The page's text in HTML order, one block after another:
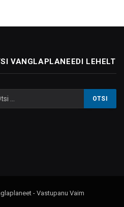
VANGLAPLANEEDI LEHELT
- Vastupanu Vaim